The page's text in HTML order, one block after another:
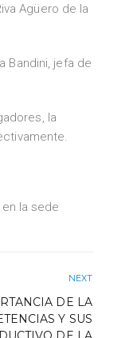
Agüero de la
Bandini, jefa de
la
la sede
NEXT
DE LA
Y SUS